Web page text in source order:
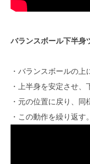
バランスボール下半身
・バランスボールの
・上半身を安定させ、
・元の位置に戻り、同
・この動作を繰り返す。